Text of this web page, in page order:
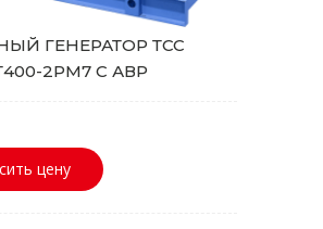
ГЕНЕРАТОР ТСС
2РМ7 С АВР
цену